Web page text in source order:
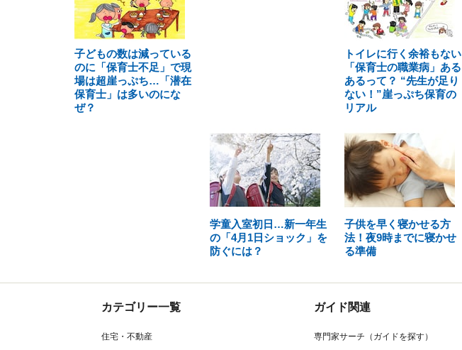
子どもの数は減っている
のに「保育士不足」で現
場は超崖っぷち…「潜在
保育士」は多いのにな
ぜ？
トイレに行く余裕もない
「保育士の職業病」ある
あるって？ “先生が足り
ない！”崖っぷち保育の
リアル
学童入室初日…新一年生
の「4月1日ショック」を
防ぐには？
子供を早く寝かせる方
法！夜9時までに寝かせ
る準備
カテゴリー一覧
住宅・不動産
ガイド関連
専門家サーチ（ガイドを探す）